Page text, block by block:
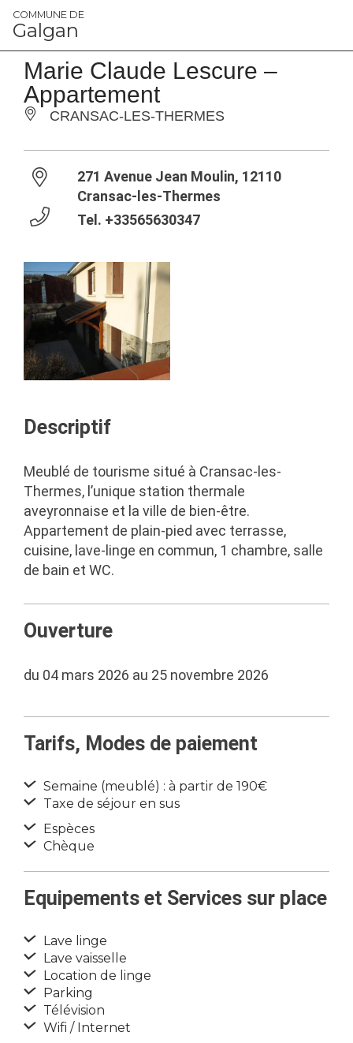
Panneau de gestion des cookies
COMMUNE DE
Galgan
Marie Claude Lescure –
Appartement
CRANSAC-LES-THERMES
271 Avenue Jean Moulin, 12110
Cransac-les-Thermes
Tel. +33565630347
Descriptif
Meublé de tourisme situé à Cransac-les-
Thermes, l’unique station thermale
aveyronnaise et la ville de bien-être.
Appartement de plain-pied avec terrasse,
cuisine, lave-linge en commun, 1 chambre, salle
de bain et WC.
Ouverture
du 04 mars 2026 au 25 novembre 2026
Tarifs, Modes de paiement
Semaine (meublé) : à partir de 190€
Taxe de séjour en sus
Espèces
Chèque
Equipements et Services sur place
Lave linge
Lave vaisselle
Location de linge
Parking
Télévision
Wifi / Internet